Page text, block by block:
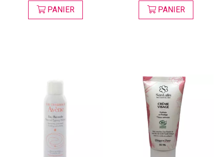
PANIER PANIER